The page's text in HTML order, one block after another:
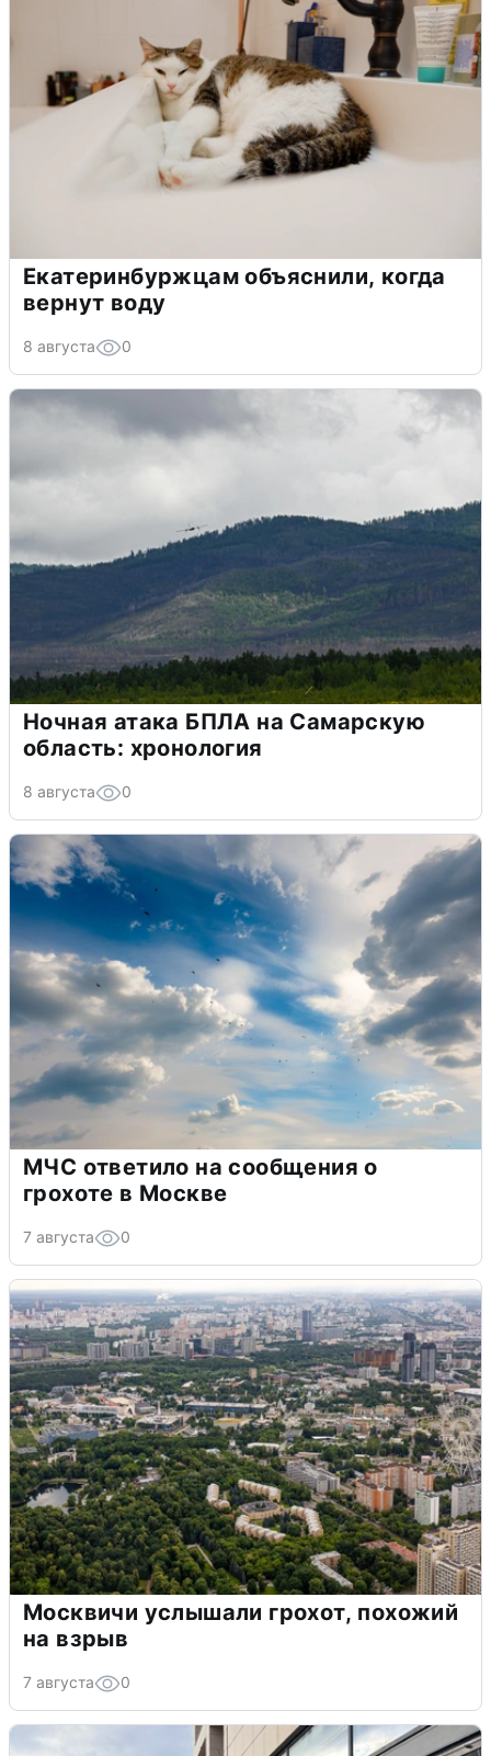
Екатеринбуржцам объяснили, когда
вернут воду
8 августа 0
Ночная атака БПЛА на Самарскую
область: хронология
8 августа 0
МЧС ответило на сообщения о
грохоте в Москве
7 августа 0
Москвичи услышали грохот, похожий
на взрыв
7 августа 0